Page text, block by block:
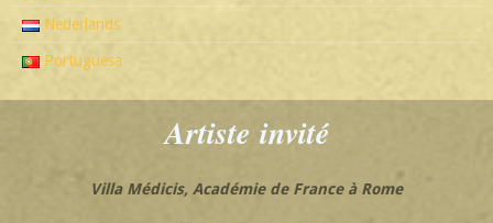
Nederlands
Portuguesa
Artiste invité
Villa Médicis, Académie de France à Rome